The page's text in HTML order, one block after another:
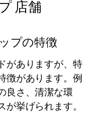
店舗
プの特徴
がありますが、特
徴があります。例
良さ、清潔な環
挙げられます。